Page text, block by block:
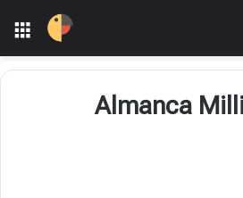
Menü
Almanca